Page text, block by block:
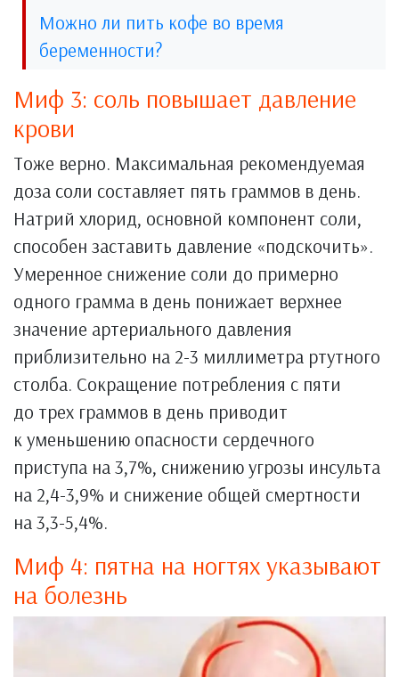
Можно ли пить кофе во время
беременности?
Миф 3: соль повышает давление
крови
Тоже верно. Максимальная рекомендуемая
доза соли составляет пять граммов в день.
Натрий хлорид, основной компонент соли,
способен заставить давление «подскочить».
Умеренное снижение соли до примерно
одного грамма в день понижает верхнее
значение артериального давления
приблизительно на 2-3 миллиметра ртутного
столба. Сокращение потребления с пяти
до трех граммов в день приводит
к уменьшению опасности сердечного
приступа на 3,7%, снижению угрозы инсульта
на 2,4-3,9% и снижение общей смертности
на 3,3-5,4%.
Миф 4: пятна на ногтях указывают
на болезнь